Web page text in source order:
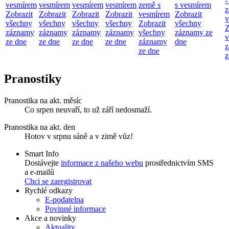
vesmírem
Zobrazit
všechny
záznamy
ze dne
vesmírem
Zobrazit
všechny
záznamy
ze dne
vesmírem
Zobrazit
všechny
záznamy
ze dne
vesmírem
Zobrazit
všechny
záznamy
ze dne
země s
vesmírem
Zobrazit
všechny
záznamy
ze dne
s vesmírem
Zobrazit
všechny
záznamy ze
dne
Pranostiky
Pranostika na akt. měsíc
Co srpen neuvaří, to už září nedosmaží.
Pranostika na akt. den
Hotov v srpnu sáně a v zimě vůz!
Smart Info
Dostávejte informace z našeho webu prostřednictvím SMS
a e-mailů
Chci se zaregistrovat
Rychlé odkazy
E-podatelna
Povinné informace
Akce a novinky
Aktuality